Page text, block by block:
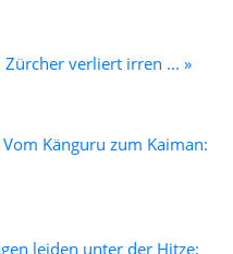
Zürcher verliert irren ... »
Känguru zum Kaiman:
leiden unter der Hitze: